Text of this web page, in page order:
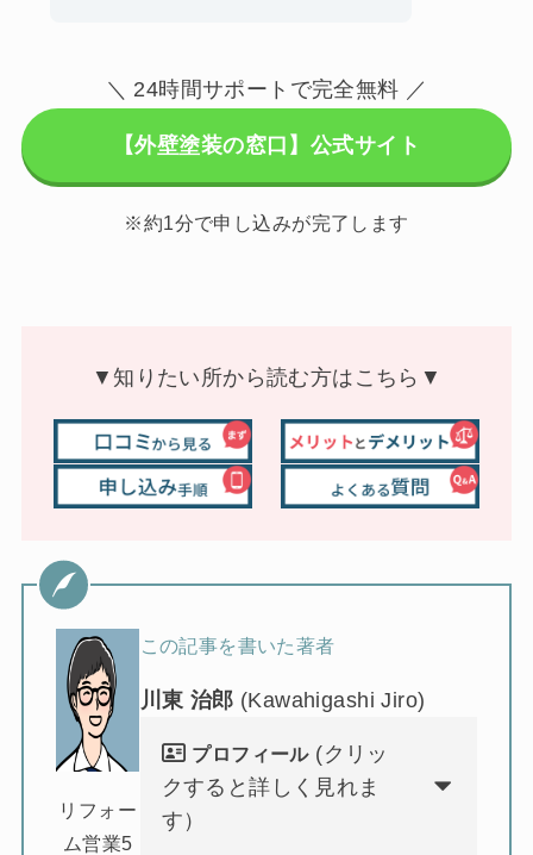
＼ 24時間サポートで完全無料 ／
【外壁塗装の窓口】公式サイト
※約1分で申し込みが完了します
▼知りたい所から読む方はこちら▼
リフォー
ム営業5
この記事を書いた著者
川東 治郎 (Kawahigashi Jiro)
プロフィール(クリッ
クすると詳しく見れま
す）